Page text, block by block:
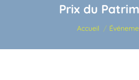
Prix du
Vous êtes ici :
Accueil